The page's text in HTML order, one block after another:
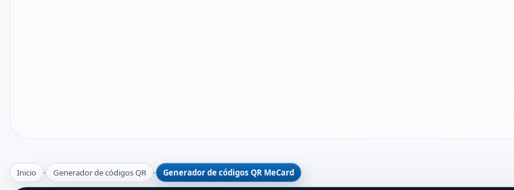
Inicio Generador de códigos QR Generador de códigos QR MeCard